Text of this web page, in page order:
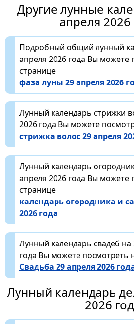
Другие лунные
апреля 2026
Подробный общий лунный
апреля 2026 года Вы можете
странице
фаза луны 29 апреля 2026
Лунный календарь стрижки
2026 года Вы можете
стрижка волос 29 апреля
Лунный календарь
апреля 2026 года Вы можете
странице
календарь огородника и
2026 года
Лунный календарь свадеб на
года Вы можете посмотреть
Свадьба 29 апреля 2026
Лунный календарь
2026 год